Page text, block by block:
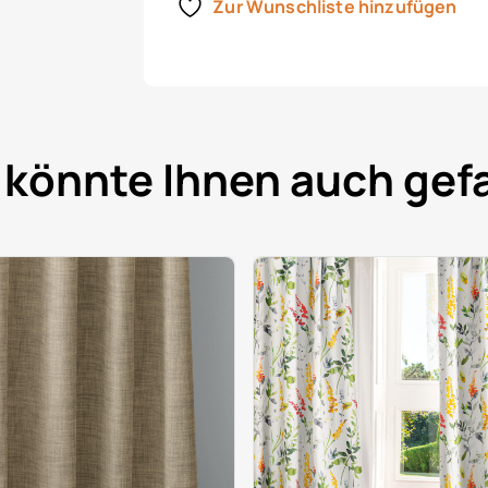
Zur Wunschliste hinzufügen
Ihnen auch